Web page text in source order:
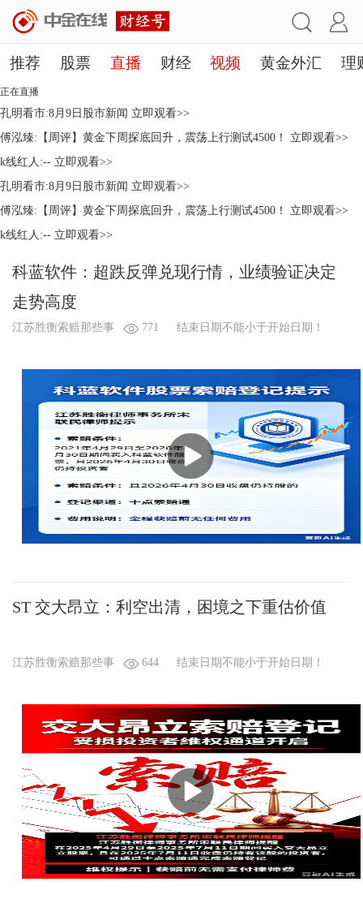
推荐 股票 直播 财经 视频 黄金外汇 理
正在直播
孔明看市:8月9日股市新闻 立即观看>>
傅泓臻:【周评】黄金下周探底回升，震荡上行测试4500！
立即观看>>
k线红人:-- 立即观看>>
孔明看市:8月9日股市新闻 立即观看>>
傅泓臻:【周评】黄金下周探底回升，震荡上行测试4500！
立即观看>>
k线红人:-- 立即观看>>
科蓝软件：超跌反弹兑现行情，业绩验证决定
走势高度
江苏胜衡索赔那些事 771 结束日期不能小于开始日期！
ST 交大昂立：利空出清，困境之下重估价值
江苏胜衡索赔那些事 644 结束日期不能小于开始日期！